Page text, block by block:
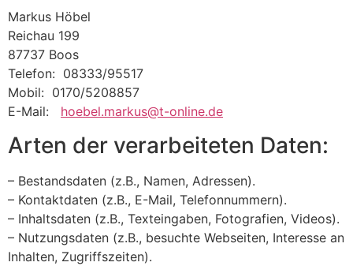
Markus Höbel
Reichau 199
87737 Boos
Telefon: 08333/95517
Mobil: 0170/5208857
E-Mail: hoebel.markus@t-online.de
Arten der verarbeiteten Daten:
– Bestandsdaten (z.B., Namen, Adressen).
– Kontaktdaten (z.B., E-Mail, Telefonnummern).
– Inhaltsdaten (z.B., Texteingaben, Fotografien, Videos).
– Nutzungsdaten (z.B., besuchte Webseiten, Interesse an
Inhalten, Zugriffszeiten).